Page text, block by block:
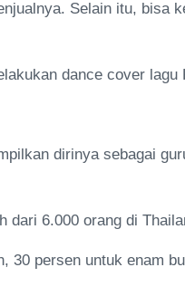
Selain itu, bisa
dance cover lagu
dirinya sebagai
dari 6.000 orang di
30 persen untuk enam